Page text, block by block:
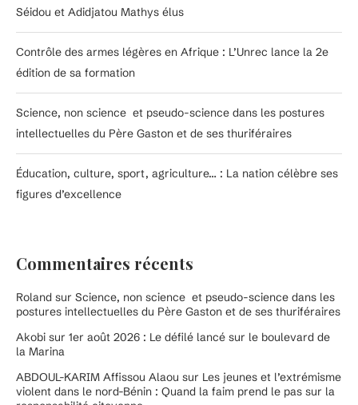
Séidou et Adidjatou Mathys élus
Contrôle des armes légères en Afrique : L’Unrec lance la 2e
édition de sa formation
Science, non science et pseudo-science dans les postures
intellectuelles du Père Gaston et de ses thuriféraires
Éducation, culture, sport, agriculture… : La nation célèbre ses
figures d’excellence
Commentaires récents
Roland sur Science, non science et pseudo-science dans les
postures intellectuelles du Père Gaston et de ses thuriféraires
Akobi sur 1er août 2026 : Le défilé lancé sur le boulevard de
la Marina
ABDOUL-KARIM Affissou Alaou sur Les jeunes et l’extrémisme
violent dans le nord-Bénin : Quand la faim prend le pas sur la